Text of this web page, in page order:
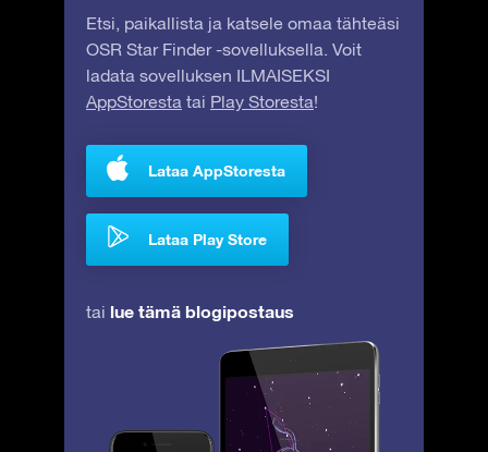
Etsi, paikallista ja katsele omaa tähteäsi
OSR Star Finder -sovelluksella. Voit
ladata sovelluksen ILMAISEKSI
AppStoresta tai Play Storesta!
Lataa AppStoresta
Lataa Play Store
tai lue tämä blogipostaus